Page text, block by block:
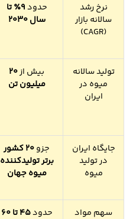
نرخ رشد
سالانه بازار
(CAGR)
حدود 9٪ تا
سال 2030
تولید سالانه
میوه در
ایران
بیش از20
میلیون تن
جایگاه ایران
در تولید
میوه
جزو
20 کشور
برتر تولیدکننده
میوه جهان
سهم مواد
حدود
45 تا 60